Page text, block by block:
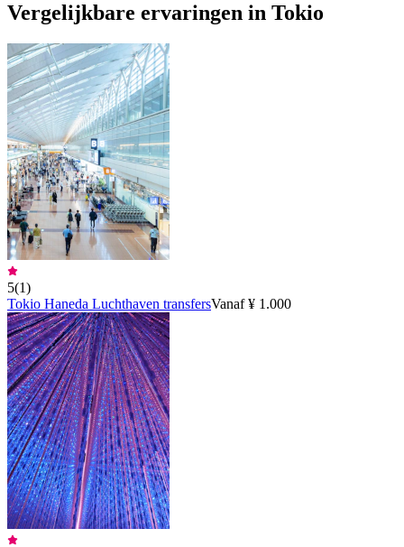
Vergelijkbare ervaringen in Tokio
5(1)
Tokio Haneda Luchthaven transfersVanaf ¥ 1.000